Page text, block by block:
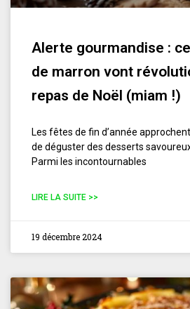
Alerte gourmandise :
de marron vont
repas de Noël (miam !)
Les fêtes de fin d’année
de déguster des desserts
Parmi les incontournables
LIRE LA SUITE >>
19 décembre 2024